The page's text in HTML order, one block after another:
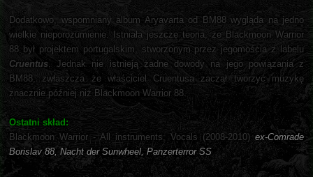
Dodatkowo, wspomniany album Aryavarta od BM88 wygląda na jedno
wielkie nieporozumienie. Istniała jeszcze teoria, że Blackmoon Warrior
88 był projektem portugalskim, stworzonym przez jegomościa z labelu
Cruentus. Jednak nie istnieją żadne dowody na jego powiązania z
BM88, zwłaszcza że właściciel Cruentusa zaczął tworzyć muzykę
znacznie później niż Blackmoon Warrior 88.
Ostatni skład:
Blackmoon Warrior - All instruments, Vocals (2008-2010) ex-Comrade
Borislav 88, Nacht der Sunwheel, Panzerterror SS